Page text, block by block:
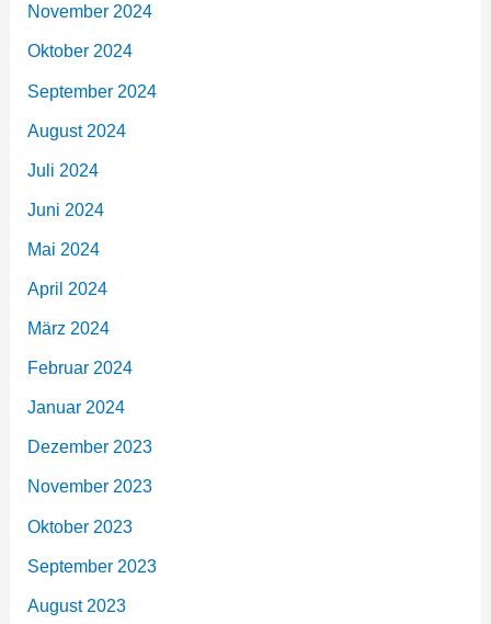
November 2024
Oktober 2024
September 2024
August 2024
Juli 2024
Juni 2024
Mai 2024
April 2024
März 2024
Februar 2024
Januar 2024
Dezember 2023
November 2023
Oktober 2023
September 2023
August 2023